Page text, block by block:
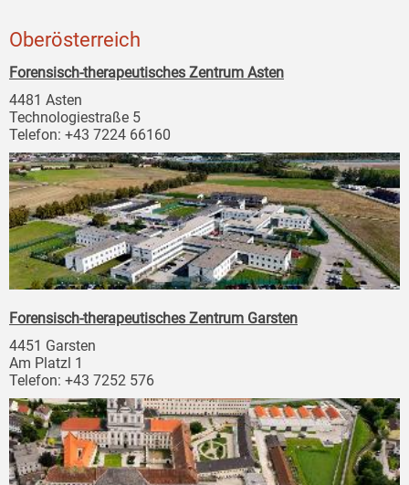
Oberösterreich
Forensisch-therapeutisches Zentrum Asten
4481 Asten
Technologiestraße 5
Telefon: +43 7224 66160
Forensisch-therapeutisches Zentrum Garsten
4451 Garsten
Am Platzl 1
Telefon: +43 7252 576